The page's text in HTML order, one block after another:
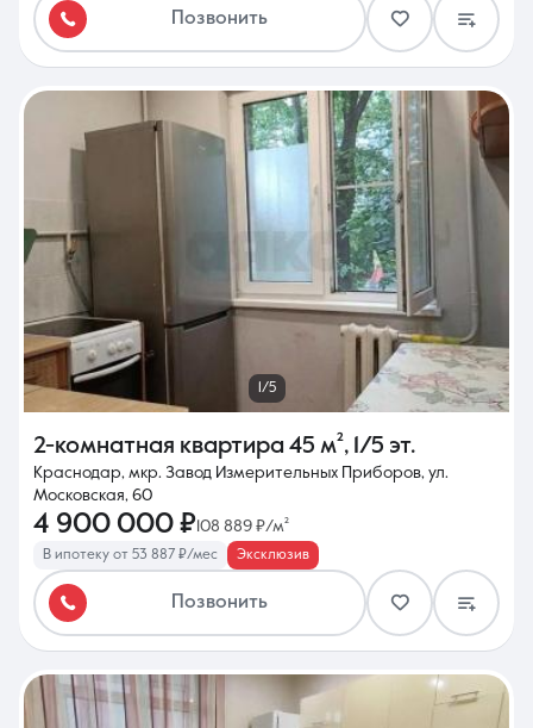
Позвонить
1/5
2-комнатная квартира 45 м², 1/5 эт.
Краснодар, мкр. Завод Измерительных Приборов, ул.
Московская, 60
4 900 000 ₽108 889 ₽/м²
В ипотеку от 53 887 ₽/мес Эксклюзив
Позвонить